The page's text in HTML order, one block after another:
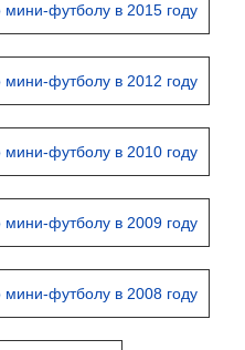
футболу в 2015 году
футболу в 2012 году
футболу в 2010 году
футболу в 2009 году
футболу в 2008 году